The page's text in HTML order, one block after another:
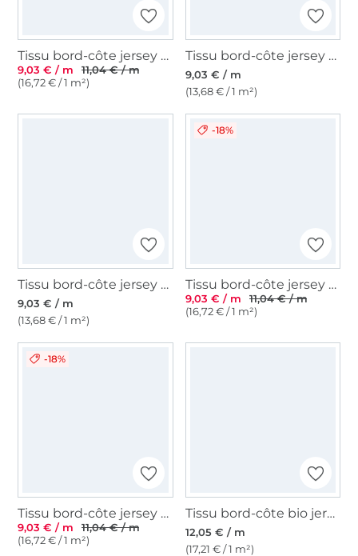
Tissu bord-côte jersey tubulaire côtelé, rouge clair
9,03 € / m
11,04 € / m
(16,72 € / 1 m²)
Tissu bord-côte jersey tubulaire lisse, vert foncé
9,03 € / m
(13,68 € / 1 m²)
Tissu bord-côte jersey tubulaire lisse, rose pâle
9,03 € / m
(13,68 € / 1 m²)
-18%
Tissu bord-côte jersey tubulaire côtelé, rose balais
9,03 € / m
11,04 € / m
(16,72 € / 1 m²)
-18%
Tissu bord-côte jersey tubulaire côtelé, bleu de nuit
9,03 € / m
11,04 € / m
(16,72 € / 1 m²)
Tissu bord-côte bio jersey tubulaire lisse, blanc cassé
12,05 € / m
(17,21 € / 1 m²)